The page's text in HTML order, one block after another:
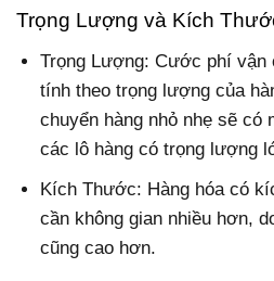
Trọng Lượng và Kích
Trọng Lượng: Cước phí
tính theo trọng lượng của
chuyển hàng nhỏ nhẹ sẽ
các lô hàng có trọng lượng
Kích Thước: Hàng hóa có
cần không gian nhiều hơn,
cũng cao hơn.